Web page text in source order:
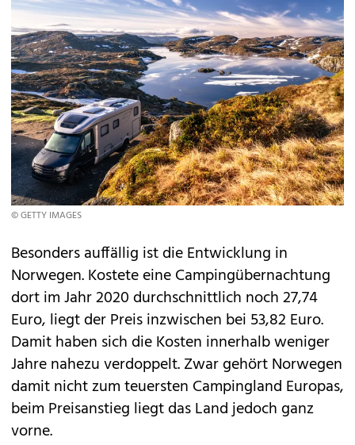
© GETTY IMAGES
Besonders auffällig ist die Entwicklung in
Norwegen. Kostete eine Campingübernachtung
dort im Jahr 2020 durchschnittlich noch 27,74
Euro, liegt der Preis inzwischen bei 53,82 Euro.
Damit haben sich die Kosten innerhalb weniger
Jahre nahezu verdoppelt. Zwar gehört Norwegen
damit nicht zum teuersten Campingland Europas,
beim Preisanstieg liegt das Land jedoch ganz
vorne.